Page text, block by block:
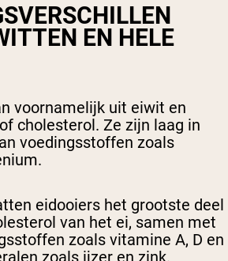
EN HELE
voornamelijk uit eiwit en
cholesterol. Ze zijn laag in
voedingsstoffen zoals
eidooiers het grootste deel
van het ei, samen met
zoals vitamine A, D en
zoals ijzer en zink.